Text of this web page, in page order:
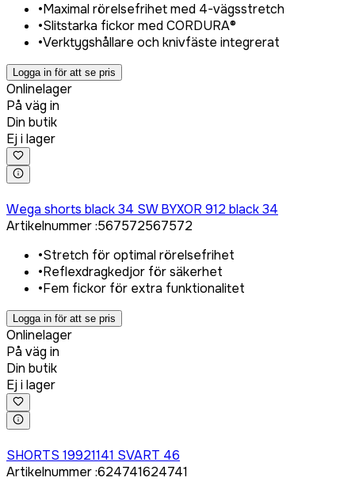
•Maximal rörelsefrihet med 4-vägsstretch
•Slitstarka fickor med CORDURA®
•Verktygshållare och knivfäste integrerat
Logga in för att se pris
Onlinelager
På väg in
Din butik
Ej i lager
Wega shorts black 34 SW BYXOR 912 black 34
Artikelnummer:567572567572
•Stretch för optimal rörelsefrihet
•Reflexdragkedjor för säkerhet
•Fem fickor för extra funktionalitet
Logga in för att se pris
Onlinelager
På väg in
Din butik
Ej i lager
SHORTS 19921141 SVART 46
Artikelnummer:624741624741